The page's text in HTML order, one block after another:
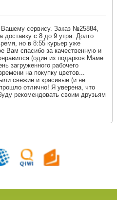
сервису. Заказ №25884,
доставку с 8 до 9 утра. Долго
но в 8:55 курьер уже
Вам спасибо за качественную и
(один из подарков Маме
загруженного рабочего
на покупку цветов...
свежие и красивые (и не
отлично! Я уверена, что
рекомендовать своим друзьям